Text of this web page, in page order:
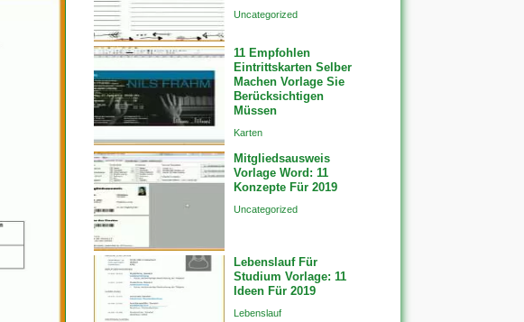
Uncategorized
11 Empfohlen
Eintrittskarten Selber
Machen Vorlage Sie
Berücksichtigen
Müssen
Karten
Mitgliedsausweis
Vorlage Word: 11
Konzepte Für 2019
Uncategorized
Lebenslauf Für
Studium Vorlage: 11
Ideen Für 2019
Lebenslauf